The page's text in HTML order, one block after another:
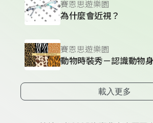
賽恩思遊樂園
為什麼會近視？
賽恩思遊樂園
動物時裝秀－認識動物
載入更多